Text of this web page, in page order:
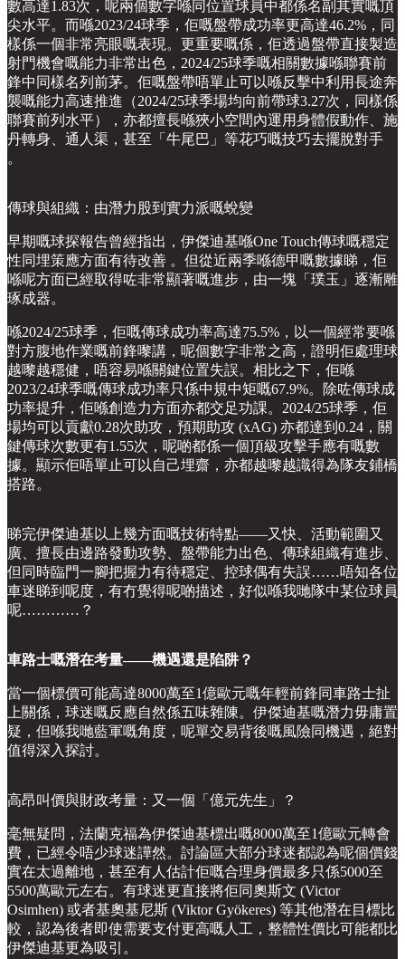
數高達1.83次，呢兩個數字喺同位置球員中都係名副其實嘅頂
尖水平。而喺2023/24球季，佢嘅盤帶成功率更高達46.2%，同
樣係一個非常亮眼嘅表現。更重要嘅係，佢透過盤帶直接製造
射門機會嘅能力非常出色，2024/25球季嘅相關數據喺聯賽前
鋒中同樣名列前茅。佢嘅盤帶唔單止可以喺反擊中利用長途奔
襲嘅能力高速推進（2024/25球季場均向前帶球3.27次，同樣係
聯賽前列水平），亦都擅長喺狹小空間內運用身體假動作、施
丹轉身、通人渠，甚至「牛尾巴」等花巧嘅技巧去擺脫對手
。
傳球與組織：由潛力股到實力派嘅蛻變
早期嘅球探報告曾經指出，伊傑迪基喺One Touch傳球嘅穩定
性同埋策應方面有待改善 。但從近兩季喺德甲嘅數據睇，佢
喺呢方面已經取得咗非常顯著嘅進步，由一塊「璞玉」逐漸雕
琢成器。
喺2024/25球季，佢嘅傳球成功率高達75.5%，以一個經常要喺
對方腹地作業嘅前鋒嚟講，呢個數字非常之高，證明佢處理球
越嚟越穩健，唔容易喺關鍵位置失誤。相比之下，佢喺
2023/24球季嘅傳球成功率只係中規中矩嘅67.9%。除咗傳球成
功率提升，佢喺創造力方面亦都交足功課。2024/25球季，佢
場均可以貢獻0.28次助攻，預期助攻 (xAG) 亦都達到0.24，關
鍵傳球次數更有1.55次，呢啲都係一個頂級攻擊手應有嘅數
據。顯示佢唔單止可以自己埋齋，亦都越嚟越識得為隊友鋪橋
搭路。
睇完伊傑迪基以上幾方面嘅技術特點——又快、活動範圍又
廣、擅長由邊路發動攻勢、盤帶能力出色、傳球組織有進步、
但同時臨門一腳把握力有待穩定、控球偶有失誤……唔知各位
車迷睇到呢度，有冇覺得呢啲描述，好似喺我哋隊中某位球員
呢…………？
車路士嘅潛在考量——機遇還是陷阱？
當一個標價可能高達8000萬至1億歐元嘅年輕前鋒同車路士扯
上關係，球迷嘅反應自然係五味雜陳。伊傑迪基嘅潛力毋庸置
疑，但喺我哋藍軍嘅角度，呢單交易背後嘅風險同機遇，絕對
值得深入探討。
高昂叫價與財政考量：又一個「億元先生」？
毫無疑問，法蘭克福為伊傑迪基標出嘅8000萬至1億歐元轉會
費，已經令唔少球迷譁然。討論區大部分球迷都認為呢個價錢
實在太過離地，甚至有人估計佢嘅合理身價最多只係5000至
5500萬歐元左右。有球迷更直接將佢同奧斯文 (Victor
Osimhen) 或者基奧基尼斯 (Viktor Gyökeres) 等其他潛在目標比
較，認為後者即使需要支付更高嘅人工，整體性價比可能都比
伊傑迪基更為吸引。